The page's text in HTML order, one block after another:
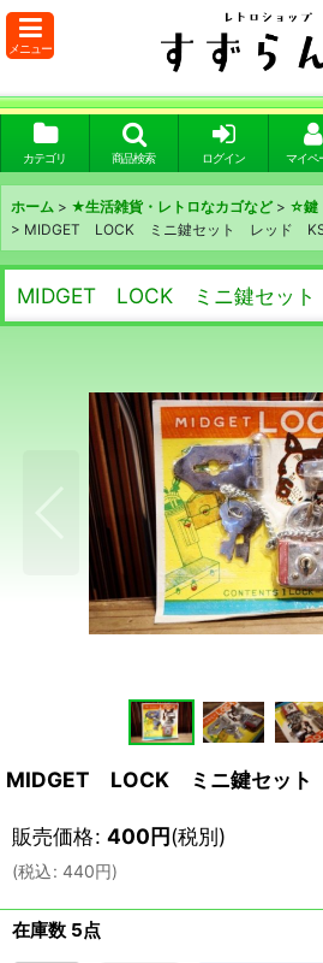
メニュー
カテゴリ 商品検索 ログイン マイペ
ホーム > ★生活雑貨・レトロなカゴなど > ☆鍵
> MIDGET LOCK ミニ鍵セット レッド
MIDGET LOCK ミニ鍵セッ
MIDGET LOCK ミニ鍵セッ
販売価格: 400円(税別)
(税込: 440円)
在庫数 5点